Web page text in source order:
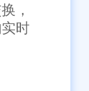
，
时